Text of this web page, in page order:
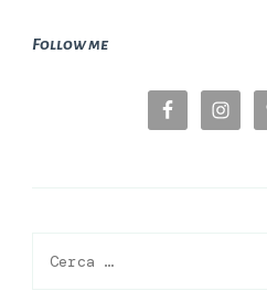
Follow me
Ricerca